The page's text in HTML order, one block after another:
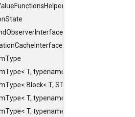
const Result<
T, typename std::enable_if<
Block< T, STRIDED, MOVE > >
T, typename std::enable_if<
T, typename std::enable_if<